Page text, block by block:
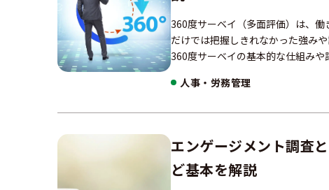
360度サーベイ（多面評価）は、
だけでは把握しきれなかった強み
360度サーベイの基本的な仕組み
人事・労務管理
エンゲージメント調査
ど基本を解説